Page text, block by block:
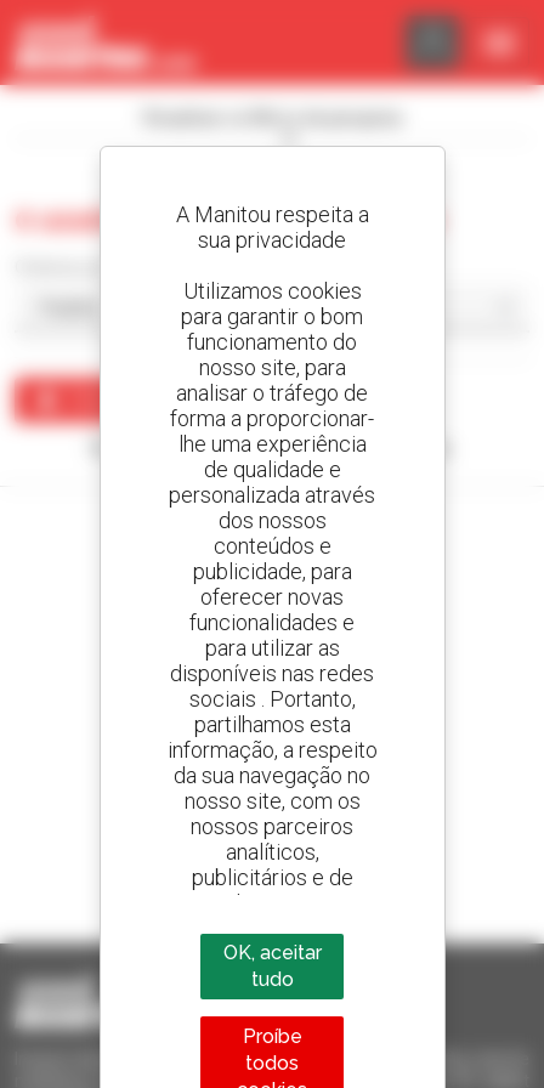
0 usado carregador articulado
Criar um alerta
Nenhum resultado corresponde à sua pesquisa.
Crie os seus alertas
e receba anúncios de equipamentos usados
800 concessionários
A Manitou em todo o mundo
1 em cada 4 telescópicos
vendido no mundo é um manitou
Invia le richieste a più concessionari contemporaneamente, ricevi le
notifiche in base agli alert impostati. Tutto questo dal tuo PC, tablet
Painel de Gerenciamento de Cookies
A Manitou respeita a
sua privacidade
Utilizamos cookies
para garantir o bom
funcionamento do
nosso site, para
analisar o tráfego de
forma a proporcionar-
lhe uma experiência
de qualidade e
personalizada através
dos nossos
conteúdos e
publicidade, para
oferecer novas
funcionalidades e
para utilizar as
disponíveis nas redes
sociais . Portanto,
partilhamos esta
informação, a respeito
da sua navegação no
nosso site, com os
nossos parceiros
analíticos,
publicitários e de
redes sociais
OK, aceitar
tudo
Proíbe
todos